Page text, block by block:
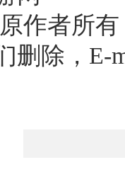
作者所
除，E-